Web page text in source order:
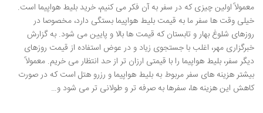
معمولاً اولین چیزی که در سفر به آن فکر می کنیم، خرید بلیط هواپیما است.
خیلی وقت ها سفر ما به قیمت بلیط هواپیما بستگی دارد، مخصوصا در
روزهای شلوغ بهار و تابستان که قیمت ها بالا و پایین می شود. به گزارش
خبرگزاری مهر، اغلب با جستجوی زیاد و در عوض استفاده از قیمت روزهای
دیگر سفر، بلیط هواپیما را با قیمتی ارزان تر از حد انتظار می خریم. معمولاً
بیشتر هزینه های سفر مربوط به بلیط هواپیما و رزرو هتل است که در صورت
کاهش این هزینه ها، سفرها به صرفه تر و طولانی تر می شود و…